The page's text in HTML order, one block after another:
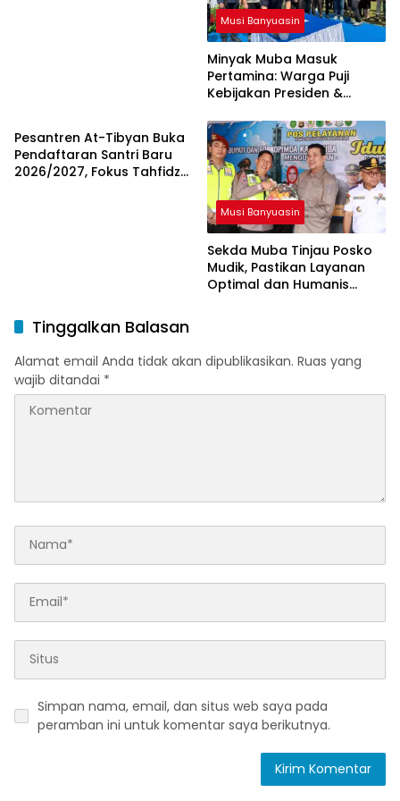
Musi Banyuasin
Minyak Muba Masuk
Pertamina: Warga Puji
Kebijakan Presiden &
Pesantren At-Tibyan Buka
Pendaftaran Santri Baru
2026/2027, Fokus Tahfidz
Musi Banyuasin
Sekda Muba Tinjau Posko
Mudik, Pastikan Layanan
Optimal dan Humanis
Tinggalkan Balasan
Alamat email Anda tidak akan dipublikasikan. Ruas yang
wajib ditandai *
Simpan nama, email, dan situs web saya pada
peramban ini untuk komentar saya berikutnya.